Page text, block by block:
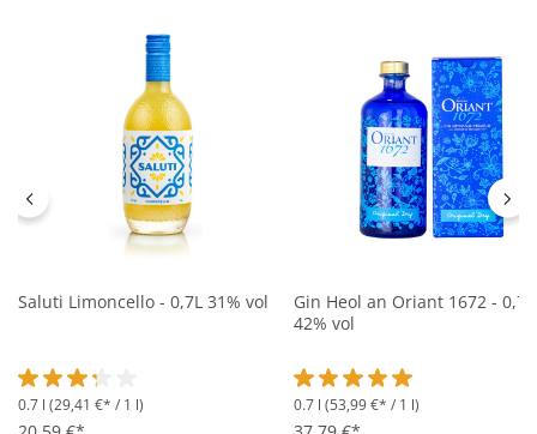
Saluti Limoncello - 0,7L 31% vol
Durchschnittliche Bewertung von 3.2 von 5 Sternen
0.7 l (29,41 €* / 1 l)
Gin Heol an Oriant 1672 - 0,7L
42% vol
Durchschnittliche
0.7 l (53,99 €* / 1 l)